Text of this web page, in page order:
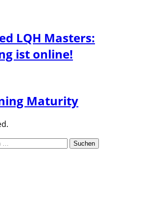
LQH Masters:
ist online!
Maturity